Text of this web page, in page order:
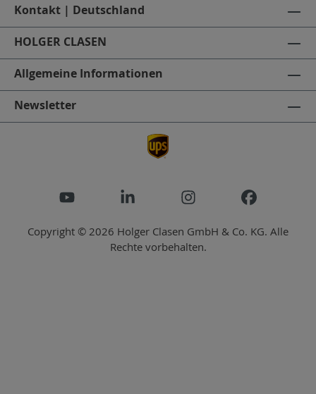
Kontakt | Deutschland
HOLGER CLASEN
Allgemeine Informationen
Newsletter
Copyright © 2026 Holger Clasen GmbH & Co. KG. Alle
Rechte vorbehalten.